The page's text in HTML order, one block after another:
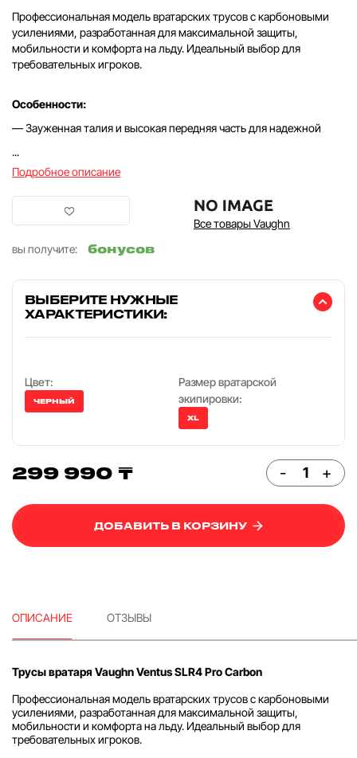
Профессиональная модель вратарских трусов с карбоновыми
усилениями, разработанная для максимальной защиты,
мобильности и комфорта на льду. Идеальный выбор для
требовательных игроков.
Особенности:
— Зауженная талия и высокая передняя часть для надежной
...
Подробное описание
Все товары Vaughn
вы получите:
бонусов
ВЫБЕРИТЕ НУЖНЫЕ
ХАРАКТЕРИСТИКИ:
Цвет:
ЧЕРНЫЙ
Размер вратарской
экипировки:
XL
299 990 ₸ - +
ДОБАВИТЬ В КОРЗИНУ
ОПИСАНИЕ ОТЗЫВЫ
Трусы вратаря Vaughn Ventus SLR4 Pro Carbon
Профессиональная модель вратарских трусов с карбоновыми
усилениями, разработанная для максимальной защиты,
мобильности и комфорта на льду. Идеальный выбор для
требовательных игроков.